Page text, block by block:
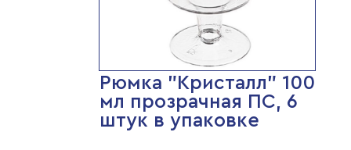
Рюмка "Кристалл" 100
мл прозрачная ПС, 6
штук в упаковке